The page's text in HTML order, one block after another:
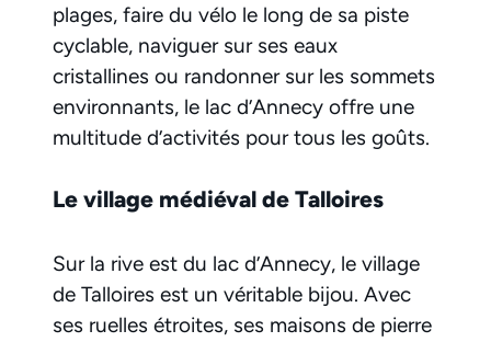
plages, faire du vélo le long de sa piste
cyclable, naviguer sur ses eaux
cristallines ou randonner sur les sommets
environnants, le lac d’Annecy offre une
multitude d’activités pour tous les goûts.
Le village médiéval de Talloires
Sur la rive est du lac d’Annecy, le village
de Talloires est un véritable bijou. Avec
ses ruelles étroites, ses maisons de pierre